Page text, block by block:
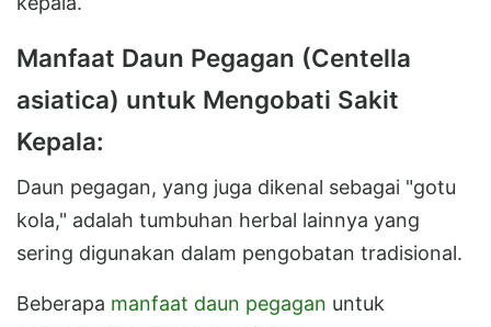
Manfaat Daun Pegagan (Centella
asiatica) untuk Mengobati Sakit
Kepala:
Daun pegagan, yang juga dikenal sebagai "gotu
kola," adalah tumbuhan herbal lainnya yang
sering digunakan dalam pengobatan tradisional.
Beberapa manfaat daun pegagan untuk